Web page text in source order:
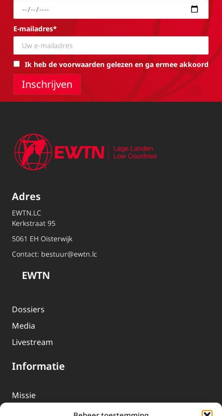
E-mailadres*
Ik heb de voorwaarden gelezen en ga ermee akkoord
Adres
EWTN.LC
Kerkstraat 95
5061 EH Oisterwijk
Contact: bestuur@ewtn.lc
EWTN
Dossiers
Media
Livestream
Informatie
Missie